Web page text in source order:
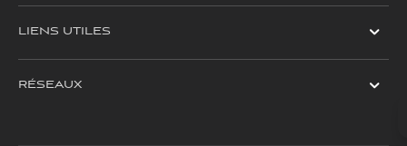
LIENS UTILES
RÉSEAUX